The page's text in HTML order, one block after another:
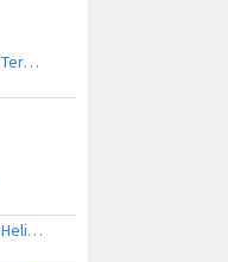
Ambulancehelikopter onderweg vanuit Terschelling Heliport
Ambulancehelikopter naar Terschelling Heliport